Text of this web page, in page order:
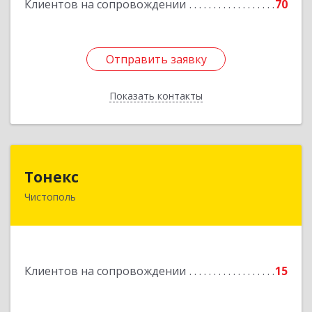
Клиентов на сопровождении 70
Отправить заявку
Показать контакты
Отправить заявку
Назад
Тонекс
Чистополь
Клиентов на сопровождении 15
422980, Татарстан Респ, Чистопольский р-н,